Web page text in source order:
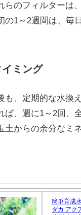
らのフィルターは
の1～2週間は、毎
ミング
も、定期的な水換
ば、週に1～2回、
土からの余分なミ
簡単育成
ダカ アク